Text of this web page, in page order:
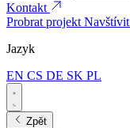
Kontakt
Probrat projekt
Jazyk
EN CS DE SK PL
Zpět